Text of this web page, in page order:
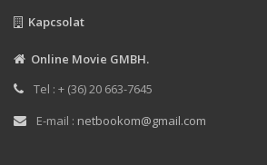
Kapcsolat
Online Movie GMBH.
Tel : + (36) 20 663-7645
E-mail : netbookom@gmail.com